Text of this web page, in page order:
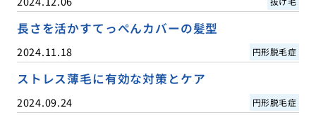
長さを活かすてっぺんカバーの髪型
2024.11.18 円形脱毛症
ストレス薄毛に有効な対策とケア
2024.09.24 円形脱毛症